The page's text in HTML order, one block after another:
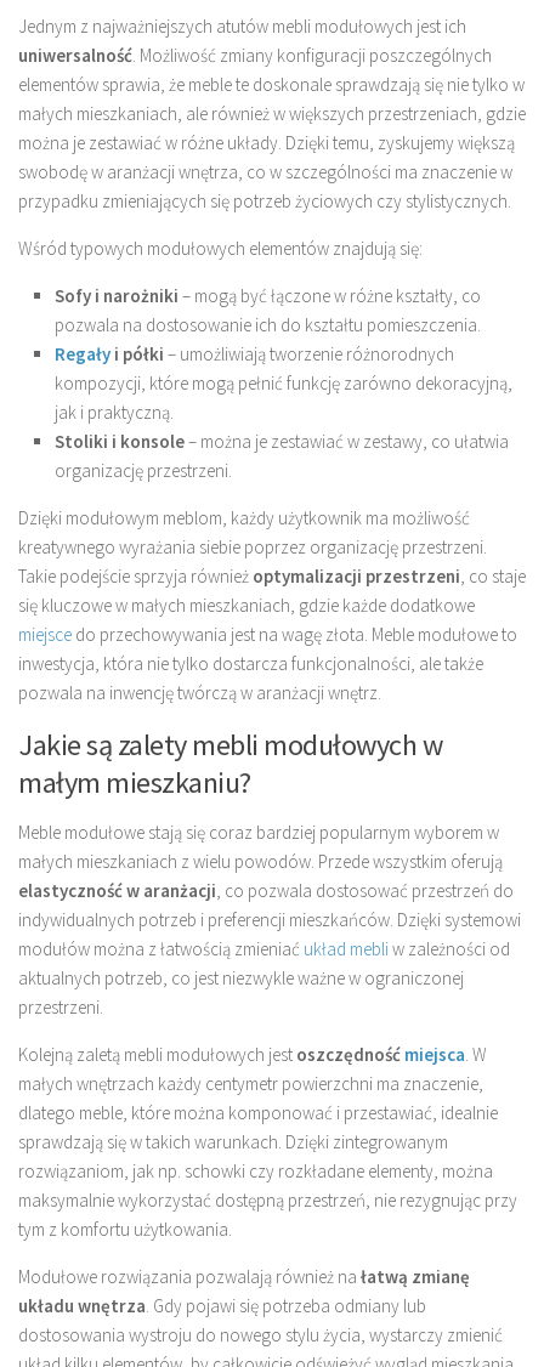
Jednym z najważniejszych atutów mebli modułowych jest ich
uniwersalność. Możliwość zmiany konfiguracji poszczególnych
elementów sprawia, że meble te doskonale sprawdzają się nie tylko w
małych mieszkaniach, ale również w większych przestrzeniach, gdzie
można je zestawiać w różne układy. Dzięki temu, zyskujemy większą
swobodę w aranżacji wnętrza, co w szczególności ma znaczenie w
przypadku zmieniających się potrzeb życiowych czy stylistycznych.
Wśród typowych modułowych elementów znajdują się:
Sofy i narożniki – mogą być łączone w różne kształty, co
pozwala na dostosowanie ich do kształtu pomieszczenia.
Regały i półki – umożliwiają tworzenie różnorodnych
kompozycji, które mogą pełnić funkcję zarówno dekoracyjną,
jak i praktyczną.
Stoliki i konsole– można je zestawiać w zestawy, co ułatwia
organizację przestrzeni.
Dzięki modułowym meblom, każdy użytkownik ma możliwość
kreatywnego wyrażania siebie poprzez organizację przestrzeni.
Takie podejście sprzyja również optymalizacji przestrzeni, co staje
się kluczowe w małych mieszkaniach, gdzie każde dodatkowe
miejsce do przechowywania jest na wagę złota. Meble modułowe to
inwestycja, która nie tylko dostarcza funkcjonalności, ale także
pozwala na inwencję twórczą w aranżacji wnętrz.
Jakie są zalety mebli modułowych w
małym mieszkaniu?
Meble modułowe stają się coraz bardziej popularnym wyborem w
małych mieszkaniach z wielu powodów. Przede wszystkim oferują
elastyczność w aranżacji, co pozwala dostosować przestrzeń do
indywidualnych potrzeb i preferencji mieszkańców. Dzięki systemowi
modułów można z łatwością zmieniać układ mebliw zależności od
aktualnych potrzeb, co jest niezwykle ważne w ograniczonej
przestrzeni.
Kolejną zaletą mebli modułowych jest oszczędność miejsca. W
małych wnętrzach każdy centymetr powierzchni ma znaczenie,
dlatego meble, które można komponować i przestawiać, idealnie
sprawdzają się w takich warunkach. Dzięki zintegrowanym
rozwiązaniom, jak np. schowki czy rozkładane elementy, można
maksymalnie wykorzystać dostępną przestrzeń, nie rezygnując przy
tym z komfortu użytkowania.
Modułowe rozwiązania pozwalają również na łatwą zmianę
układu wnętrza. Gdy pojawi się potrzeba odmiany lub
dostosowania wystroju do nowego stylu życia, wystarczy zmienić